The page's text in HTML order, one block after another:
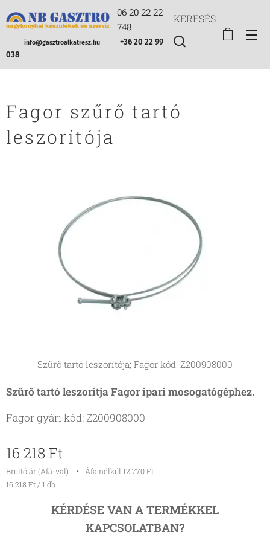
06 20 22 22
748
info@gasztroalkatresz.hu
+36 20 22 99
038
KERESÉS
Fagor szűrő tartó
leszorítója
Szűrő tartó leszorítója; Fagor kód: Z200908000
Szűrő tartó leszorítja Fagor ipari mosogatógéphez.
Fagor gyári kód: Z200908000
16 218 Ft
Bruttó ár (Áfá-val)
Áfa nélkül 12 770 Ft
16 218 Ft / 1 db
KÉRDÉSE VAN A TERMÉKKEL
KAPCSOLATBAN?